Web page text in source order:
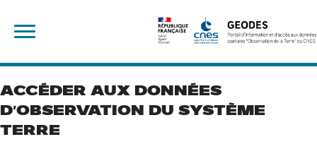
content
ACCÉDER AUX DONNÉES
D’OBSERVATION DU SYSTÈME
TERRE